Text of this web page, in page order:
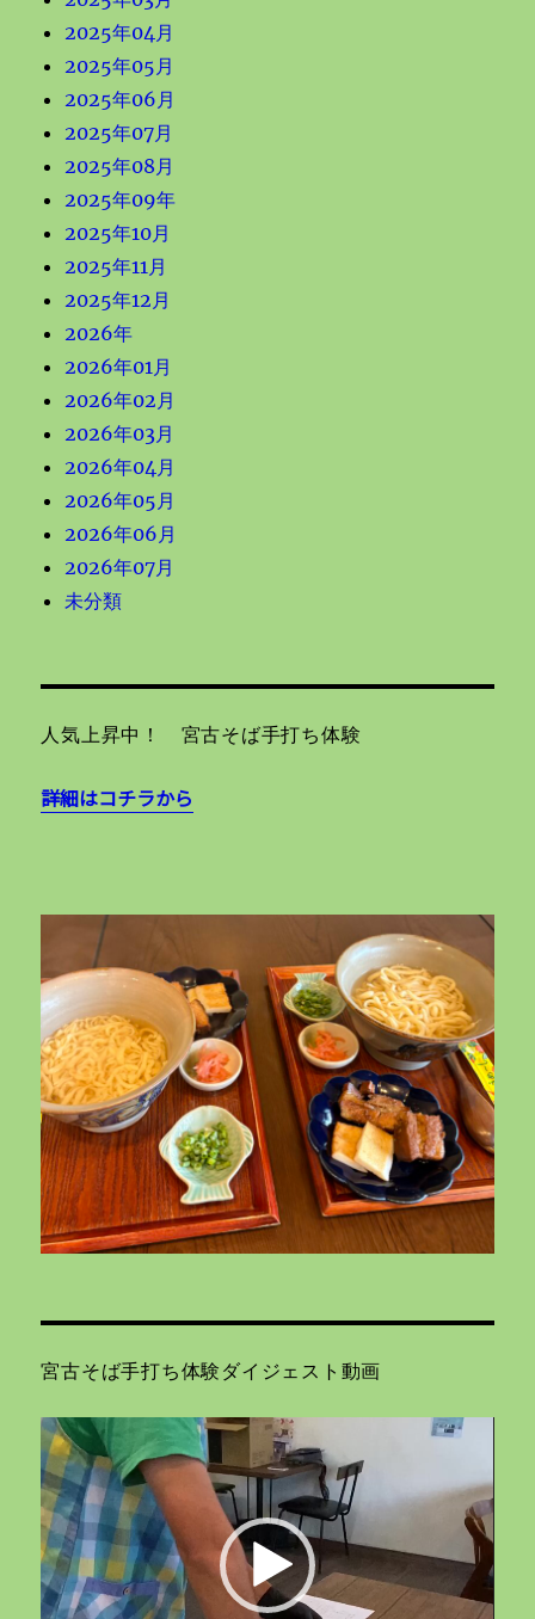
2025年04月
2025年05月
2025年06月
2025年07月
2025年08月
2025年09年
2025年10月
2025年11月
2025年12月
2026年
2026年01月
2026年02月
2026年03月
2026年04月
2026年05月
2026年06月
2026年07月
未分類
人気上昇中！ 宮古そば手打ち体験
詳細はコチラから
宮古そば手打ち体験ダイジェスト動画
動
画
プ
レ
ー
ヤ